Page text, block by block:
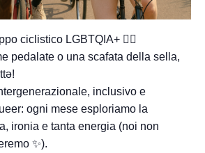
ciclistico LGBTQIA+ 🚴‍♂️
pedalate o una scafata della sella,
inclusivo e
ogni mese esploriamo la
ironia e tanta energia (noi non
✨).